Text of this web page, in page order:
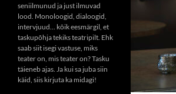
seniilmunud ja just ilmuvad
lood. Monoloogid, dialoogid,
intervjuud... kõik eesmärgil, et
taskupõhja tekiks teatripilt. Ehk
saab siit isegi vastuse, miks
teater on, mis teater on? Tasku
täieneb ajas. Ja kui sa juba siin
käid, siis kirjuta ka midagi!